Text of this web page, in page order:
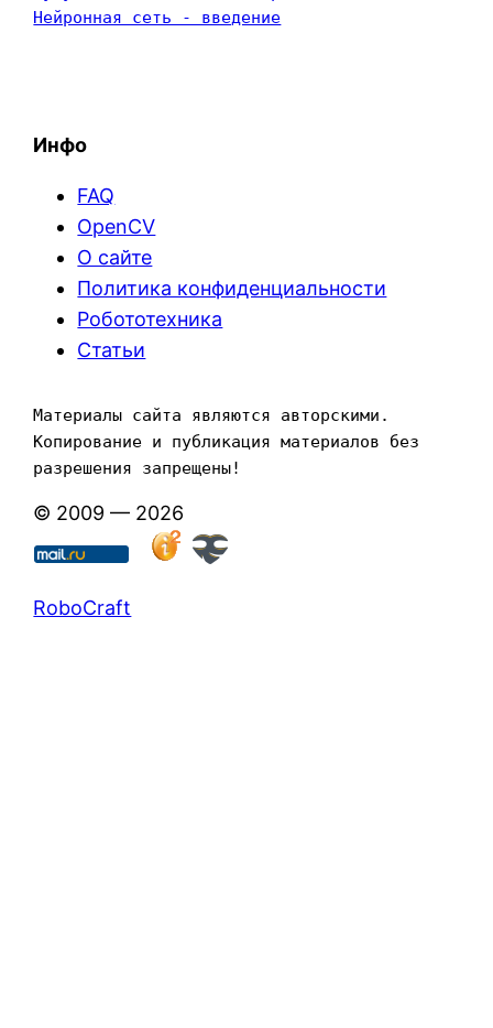
Нейронная сеть - введение
Инфо
FAQ
OpenCV
О сайте
Политика конфиденциальности
Робототехника
Статьи
Материалы сайта являются авторскими.
Копирование и публикация материалов без
разрешения запрещены!
© 2009 — 2026
RoboCraft